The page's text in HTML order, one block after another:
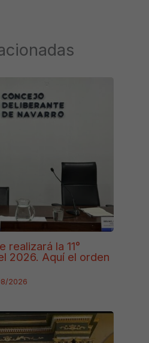
realizará la 11°
2026. Aquí el orden
2026